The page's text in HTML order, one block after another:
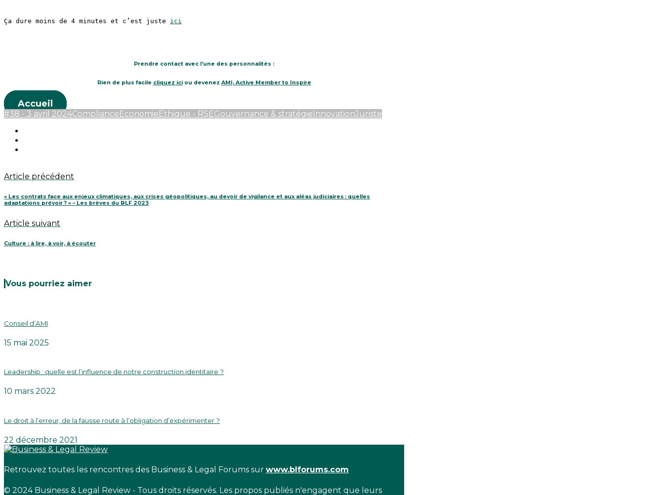
Ça dure moins de 4 minutes et c’est juste ici
Prendre contact avec l’une des personnalités :
Rien de plus facile cliquez iciou devenez AMI, Active Member to Inspire
Accueil
#38 - 3 avril 2024Compliance Economie Ethique - RSEGouvernance & stratégie InnovationJuriste
Article précédent
« Les contrats face aux enjeux climatiques, aux crises géopolitiques, au devoir de vigilance et aux aléas judiciaires : quelles
adaptations prévoir ? » – Les brèves du BLF 2023
Article suivant
Culture : à lire, à voir, à écouter
Vous pourriez aimer
Conseil d’AMI
15 mai 2025
Leadership : quelle est l’influence de notre construction identitaire ?
10 mars 2022
Le droit à l’erreur, de la fausse route à l’obligation d’expérimenter ?
22 décembre 2021
Retrouvez toutes les rencontres des Business & Legal Forums sur www.blforums.com
© 2024 Business & Legal Review - Tous droits réservés. Les propos publiés n'engagent que leurs